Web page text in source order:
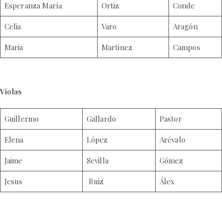
Esperanza María Ortiz Conde
Celia Varo Aragón
Maria Martinez Campos
Violas
Guillermo Gallardo Pastor
Elena López Arévalo
Jaime Sevilla Gómez
Jesus Ruiz Álex